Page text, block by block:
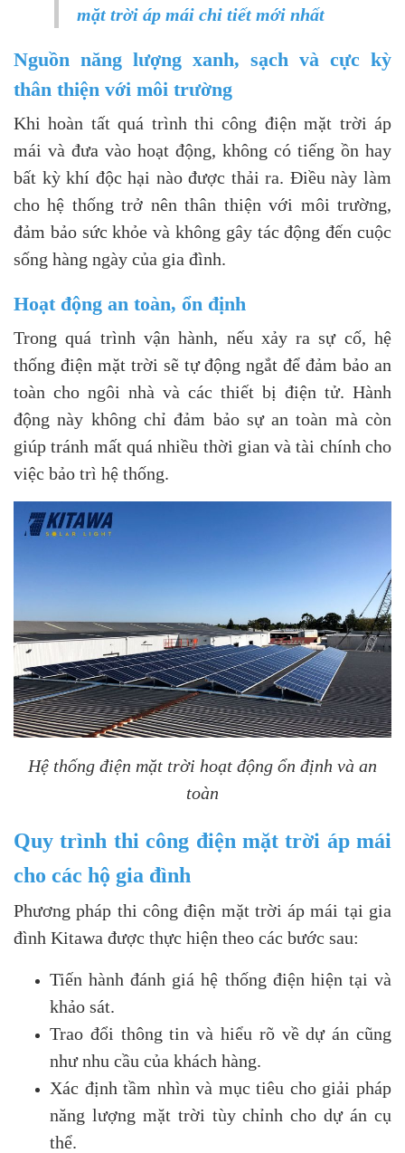
mặt trời áp mái chi tiết mới nhất
Nguồn năng lượng xanh, sạch và cực kỳ
thân thiện với môi trường
Khi hoàn tất quá trình thi công điện mặt trời áp
mái và đưa vào hoạt động, không có tiếng ồn hay
bất kỳ khí độc hại nào được thải ra. Điều này làm
cho hệ thống trở nên thân thiện với môi trường,
đảm bảo sức khỏe và không gây tác động đến cuộc
sống hàng ngày của gia đình.
Hoạt động an toàn, ổn định
Trong quá trình vận hành, nếu xảy ra sự cố, hệ
thống điện mặt trời sẽ tự động ngắt để đảm bảo an
toàn cho ngôi nhà và các thiết bị điện tử. Hành
động này không chỉ đảm bảo sự an toàn mà còn
giúp tránh mất quá nhiều thời gian và tài chính cho
việc bảo trì hệ thống.
Hệ thống điện mặt trời hoạt động ổn định và an
toàn
Quy trình thi công điện mặt trời áp mái
cho các hộ gia đình
Phương pháp thi công điện mặt trời áp mái tại gia
đình Kitawa được thực hiện theo các bước sau:
Tiến hành đánh giá hệ thống điện hiện tại và
khảo sát.
Trao đổi thông tin và hiểu rõ về dự án cũng
như nhu cầu của khách hàng.
Xác định tầm nhìn và mục tiêu cho giải pháp
năng lượng mặt trời tùy chỉnh cho dự án cụ
thể.